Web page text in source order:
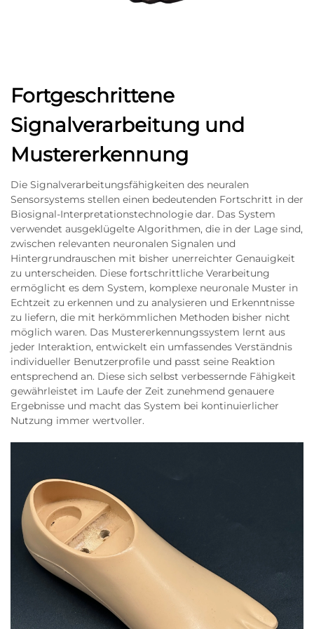
Fortgeschrittene
Signalverarbeitung und
Mustererkennung
Die Signalverarbeitungsfähigkeiten des neuralen
Sensorsystems stellen einen bedeutenden Fortschritt in der
Biosignal-Interpretationstechnologie dar. Das System
verwendet ausgeklügelte Algorithmen, die in der Lage sind,
zwischen relevanten neuronalen Signalen und
Hintergrundrauschen mit bisher unerreichter Genauigkeit
zu unterscheiden. Diese fortschrittliche Verarbeitung
ermöglicht es dem System, komplexe neuronale Muster in
Echtzeit zu erkennen und zu analysieren und Erkenntnisse
zu liefern, die mit herkömmlichen Methoden bisher nicht
möglich waren. Das Mustererkennungssystem lernt aus
jeder Interaktion, entwickelt ein umfassendes Verständnis
individueller Benutzerprofile und passt seine Reaktion
entsprechend an. Diese sich selbst verbessernde Fähigkeit
gewährleistet im Laufe der Zeit zunehmend genauere
Ergebnisse und macht das System bei kontinuierlicher
Nutzung immer wertvoller.